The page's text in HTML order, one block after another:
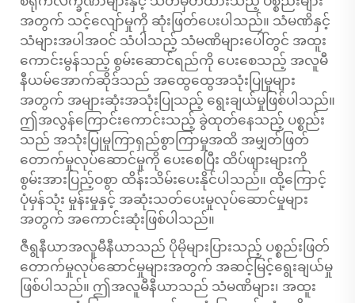
အတွက် သင့်လျော်မှုကို ဆုံးဖြတ်ပေးပါသည်။ သံမဏိနှင့်
သံများအပါအဝင် သံပါသည့် သံမဏိများပေါ်တွင် အထူး
ကောင်းမွန်သည့် စွမ်းဆောင်ရည်ကို ပေးစေသည့် အလူမီ
နီယမ်အောက်ဆိုဒ်သည် အထွေထွေအသုံးပြုမှုများ
အတွက် အများဆုံးအသုံးပြုသည့် ရွေးချယ်မှုဖြစ်ပါသည်။
ဤအလွန်ကြောင်းကောင်းသည့် ခွဲထုတ်နေသည့် ပစ္စည်း
သည် အသုံးပြုမှုကြာရှည်စွာကြာမှုအထိ အမျှတ်ဖြတ်
တောက်မှုလုပ်ဆောင်မှုကို ပေးစေပြီး ထိပ်ဖျားများကို
စွမ်းအားပြည့်ဝစွာ ထိန်းသိမ်းပေးနိုင်ပါသည်။ ထို့ကြောင့်
ပုံမှန်သုံး မှုန်းမှုနှင့် အဆုံးသတ်ပေးမှုလုပ်ဆောင်မှုများ
အတွက် အကောင်းဆုံးဖြစ်ပါသည်။
ဇီရွနီယာအလူမီနီယာသည် ပိုမိုများပြားသည့် ပစ္စည်းဖြတ်
တောက်မှုလုပ်ဆောင်မှုများအတွက် အဆင့်မြင့်ရွေးချယ်မှု
ဖြစ်ပါသည်။ ဤအလူမီနီယာသည် သံမဏိများ၊ အထူး